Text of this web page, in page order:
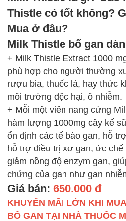
Thistle có tốt không?
Mua ở đâu?
Milk Thistle bổ gan
+ Milk Thistle Extract 1000
phù hợp cho người thường
rượu bia, thuốc lá, hay thức
môi trường độc hại, ô nhiễm.
+ Mỗi một viên nang cứng
hàm lượng 1000mg cây kế
ổn định các tế bào gan, hỗ
hỗ trợ điều trị xơ gan, ức
giảm nồng độ enzym gan,
chứng của gan như gan
Giá bán: 650.000 đ
KHUYẾN MÃI LỚN KHI
BỔ GAN TẠI NHÀ THUỐC